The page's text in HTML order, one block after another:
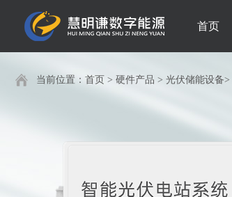
首页
当前位置： 首页 > 硬件产品 > 光伏储能设备>